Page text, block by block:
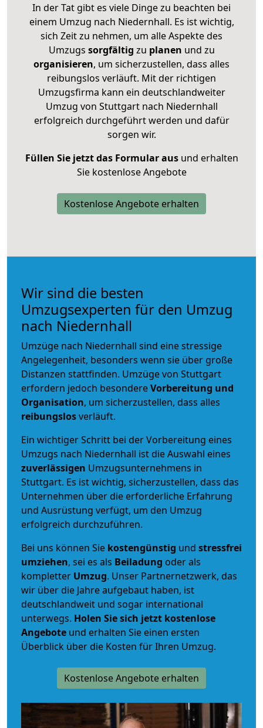
In der Tat gibt es viele Dinge zu beachten bei
einem Umzug nach Niedernhall. Es ist wichtig,
sich Zeit zu nehmen, um alle Aspekte des
Umzugs sorgfältig zu planen und zu
organisieren, um sicherzustellen, dass alles
reibungslos verläuft. Mit der richtigen
Umzugsfirma kann ein deutschlandweiter
Umzug von Stuttgart nach Niedernhall
erfolgreich durchgeführt werden und dafür
sorgen wir.
Füllen Sie jetzt das Formular ausund erhalten
Sie kostenlose Angebote
Kostenlose Angebote erhalten
Wir sind die besten
Umzugsexperten für den Umzug
nach Niedernhall
Umzüge nach Niedernhall sind eine stressige
Angelegenheit, besonders wenn sie über große
Distanzen stattfinden. Umzüge von Stuttgart
erfordern jedoch besondereVorbereitung und
Organisation, um sicherzustellen, dass alles
reibungslosverläuft.
Ein wichtiger Schritt bei der Vorbereitung eines
Umzugs nach Niedernhall ist die Auswahl eines
zuverlässigen Umzugsunternehmens in
Stuttgart. Es ist wichtig, sicherzustellen, dass das
Unternehmen über die erforderliche Erfahrung
und Ausrüstung verfügt, um den Umzug
erfolgreich durchzuführen.
Bei uns können Sie kostengünstig und stressfrei
umziehen, sei es als Beiladung oder als
kompletter Umzug. Unser Partnernetzwerk, das
wir über die Jahre aufgebaut haben, ist
deutschlandweit und sogar international
unterwegs. Holen Sie sich jetzt kostenlose
Angebote und erhalten Sie einen ersten
Überblick über die Kosten für Ihren Umzug.
Kostenlose Angebote erhalten